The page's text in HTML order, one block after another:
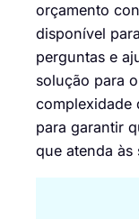
orçamento
disponível
perguntas e
solução para
complexidade
para garantir
que atenda às